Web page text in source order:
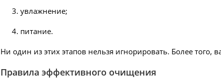
увлажнение;
питание.
Ни один из этих этапов нельзя игнорировать. Более того,
Правила эффективного очищения